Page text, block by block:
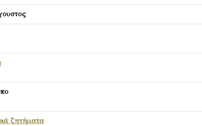
ζητήματα